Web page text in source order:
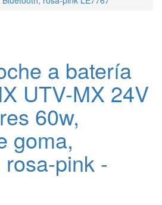
a batería
UTV-MX 24V
60w,
goma,
pink -